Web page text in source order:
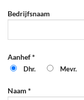
Bedrijfsnaam
Aanhef *
Dhr. Mevr.
Naam *